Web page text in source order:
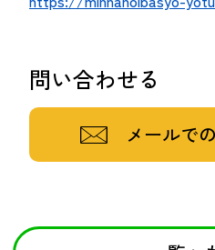
問い合わせる
メールで